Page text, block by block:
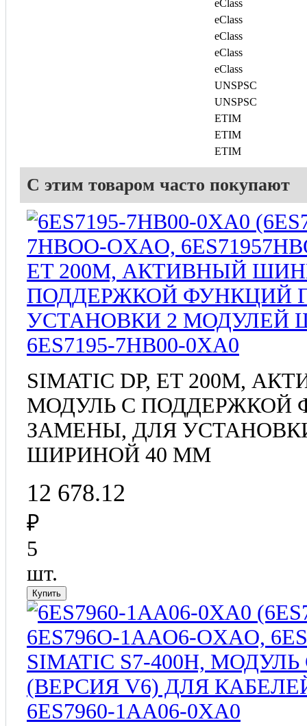
eClass
eClass
eClass
eClass
eClass
UNSPSC
UNSPSC
ETIM
ETIM
ETIM
С этим товаром часто покупают
6ES7195-7HB00-0XA0
SIMATIC DP, ET 200M,
МОДУЛЬ С ПОДДЕРЖКОЙ
ЗАМЕНЫ, ДЛЯ
ШИРИНОЙ 40 MM
12 678.12
₽
5
шт.
6ES7960-1AA06-0XA0